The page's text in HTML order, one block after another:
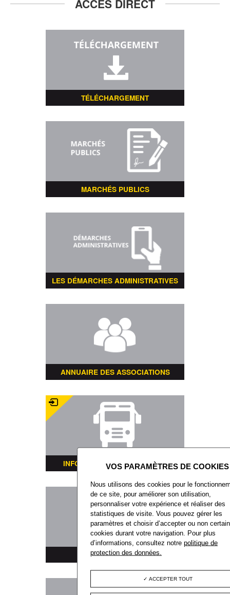
ACCÈS DIRECT
TÉLÉCHARGEMENT
MARCHÉS PUBLICS
LES DÉMARCHES ADMINISTRATIVES
ANNUAIRE DES ASSOCIATIONS
INFORMATIONS TRANSPORTS
PLAN DE LA VILLE
Nous utilisons des cookies pour le
de ce site, pour améliorer son utilisation,
personnaliser votre expérience et réaliser des
statistiques de visite. Vous pouvez gérer les
paramètres et choisir d’accepter ou non
cookies durant votre navigation. Pour plus
d’informations, consultez notrepolitique de
protection des données.
ACCEPTER TOUT